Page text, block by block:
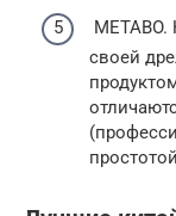
своей